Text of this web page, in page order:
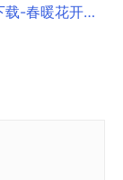
PPT模板下载 免费版